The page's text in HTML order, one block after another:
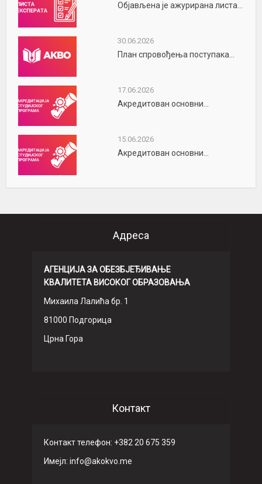
Објављена је ажурирана листа...
30.06.2026
План спровођења поступака...
17.06.2026
Акредитован основни...
15.06.2026
Акредитован основни...
Адреса
АГЕНЦИЈА ЗА ОБЕЗБЈЕЂИВАЊЕ
КВАЛИТЕТА ВИСОКОГ ОБРАЗОВАЊА
Михаила Лалића бр. 1
81000 Подгорица
Црна Гора
Контакт
Контакт телефон: +382 20 675 359
Имeјл: info@akokvo.me